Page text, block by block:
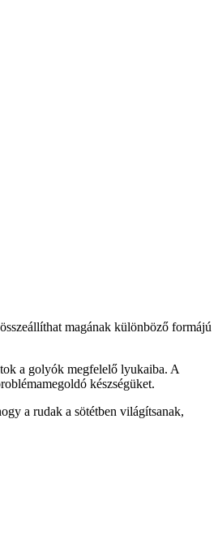
magának különböző formájú
a golyók megfelelő lyukaiba. A
készségüket.
a rudak a sötétben világítsanak,